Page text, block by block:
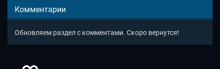
Комментарии
Обновляем раздел с комментами. Скоро вернутся!